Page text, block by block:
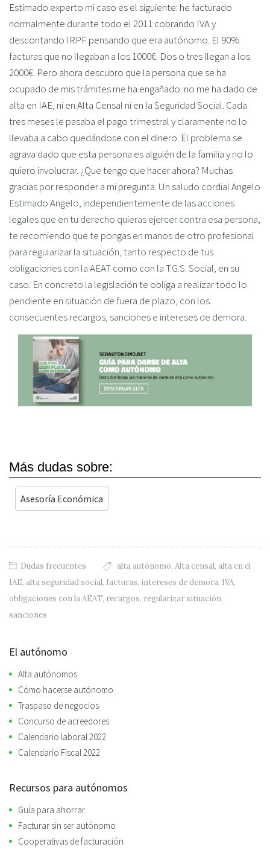
Estimado experto mi caso es el siguiente: he facturado
normalmente durante todo el 2011 cobrando IVA y
descontando IRPF pensando que era autónomo. El 90%
facturas que no llegaban a los 1000€. Dos o tres llegan a los
2000€. Pero ahora descubro que la persona que se ha
ocupado de mis trámites me ha engañado: no me ha dado de
alta en IAE, ni en Alta Censal ni en la Seguridad Social. Cada
tres meses le pasaba el pago trimestral y claramente no lo
llevaba a cabo quedándose con el dinero. El problema se
agrava dado que esta persona es alguién de la familia y no lo
quiero involucrar. ¿Que tengo que hacer ahora? Muchas
gracias por responder a mi pregunta. Un saludo cordial Angelo
Estimado Angelo, independientemente de las acciones
legales que en tu derecho quieras ejercer contra esa persona,
te recomiendo que te pongas en manos de otro profesional
para regularizar la situación, tanto respecto de tus
obligaciones con la AEAT como con la T.G.S. Social, en su
caso. En concreto la legislación te obliga a realizar todo lo
pendiente en situación de fuera de plazo, con los
consecuentes recargos, sanciones e intereses de demora.
Más dudas sobre:
Asesoría Económica
Dudas frecuentes alta autónomo, Alta censal, alta en el
IAE, alta seguridad social, facturas, intereses de demora, IVA,
obligaciones con la AEAT, recargos, regularizar situación,
sanciones
El autónomo
Alta autónomos
Cómo hacerse autónomo
Traspaso de negocios
Concurso de acreedores
Calendario laboral 2022
Calendario Fiscal 2022
Recursos para autónomos
Guía para ahorrar
Facturar sin ser autónomo
Cooperativas de facturación